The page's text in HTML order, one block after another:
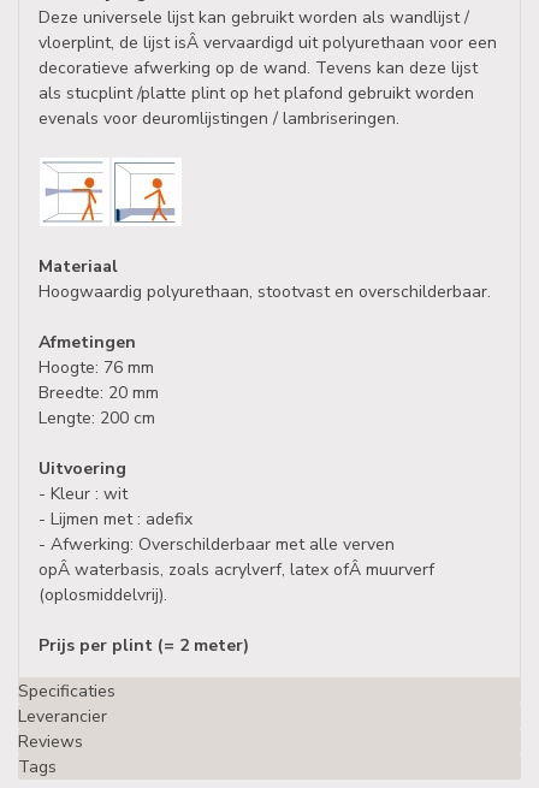
Deze universele lijst kan gebruikt worden als wandlijst /
vloerplint, de lijst isÂ vervaardigd uit polyurethaan voor een
decoratieve afwerking op de wand. Tevens kan deze lijst
als stucplint /platte plint op het plafond gebruikt worden
evenals voor deuromlijstingen / lambriseringen.
Materiaal
Hoogwaardig polyurethaan, stootvast en overschilderbaar.
Afmetingen
Hoogte: 76 mm
Breedte: 20 mm
Lengte: 200 cm
Uitvoering
- Kleur : wit
- Lijmen met : adefix
- Afwerking: Overschilderbaar met alle verven
opÂ waterbasis, zoals acrylverf, latex ofÂ muurverf
(oplosmiddelvrij).
Prijs per plint (= 2 meter)
Specificaties
Leverancier
Reviews
Tags